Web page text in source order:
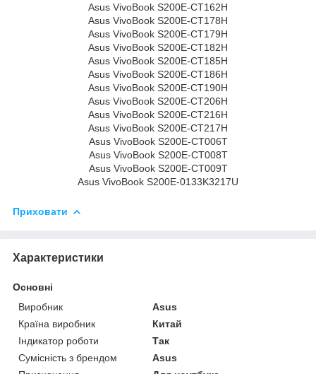
Asus VivoBook S200E-CT162H
Asus VivoBook S200E-CT178H
Asus VivoBook S200E-CT179H
Asus VivoBook S200E-CT182H
Asus VivoBook S200E-CT185H
Asus VivoBook S200E-CT186H
Asus VivoBook S200E-CT190H
Asus VivoBook S200E-CT206H
Asus VivoBook S200E-CT216H
Asus VivoBook S200E-CT217H
Asus VivoBook S200E-CT006T
Asus VivoBook S200E-CT008T
Asus VivoBook S200E-CT009T
Asus VivoBook S200E-0133K3217U
Приховати
Характеристики
Основні
Виробник
Asus
Країна виробник
Китай
Індикатор роботи
Так
Сумісність з брендом
Asus